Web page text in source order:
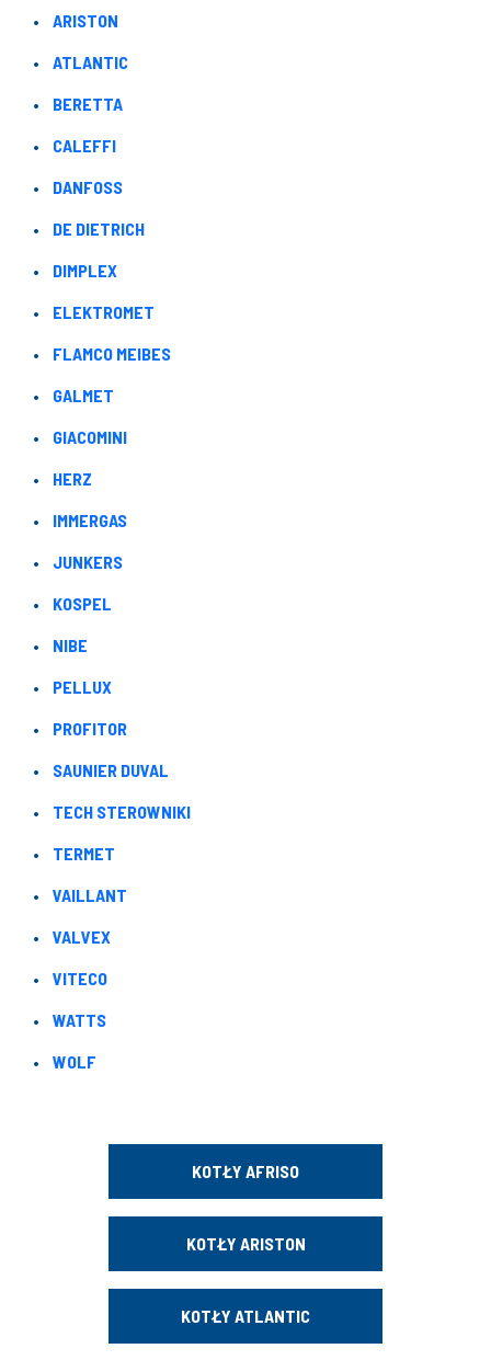
ARISTON
ATLANTIC
BERETTA
CALEFFI
DANFOSS
DE DIETRICH
DIMPLEX
ELEKTROMET
FLAMCO MEIBES
GALMET
GIACOMINI
HERZ
IMMERGAS
JUNKERS
KOSPEL
NIBE
PELLUX
PROFITOR
SAUNIER DUVAL
TECH STEROWNIKI
TERMET
VAILLANT
VALVEX
VITECO
WATTS
WOLF
KOTŁY AFRISO
KOTŁY ARISTON
KOTŁY ATLANTIC